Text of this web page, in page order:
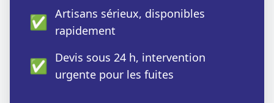
✅ Artisans sérieux, disponibles
rapidement
✅ Devis sous 24 h, intervention
urgente pour les fuites